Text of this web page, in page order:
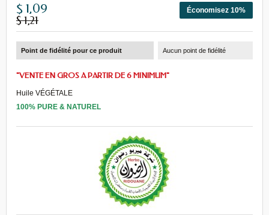
Économisez 10%
$ 1,09
$ 1,21
Point de fidélité pour ce produit Aucun point de fidélité
"VENTE EN GROS A PARTIR DE 6 MINIMUM"
Huile VÉGÉTALE
100% PURE & NATUREL